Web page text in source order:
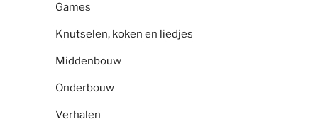
Games
Knutselen, koken en liedjes
Middenbouw
Onderbouw
Verhalen